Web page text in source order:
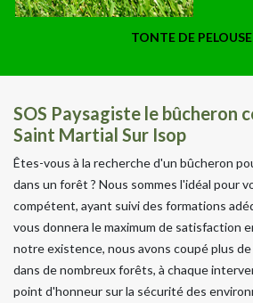
TONTE DE
SOS Paysagiste le bûcheron
Saint Martial Sur Isop
Êtes-vous à la recherche d'un bûcheron
dans un forêt ? Nous sommes l'idéal pour
compétent, ayant suivi des formations
vous donnera le maximum de satisfaction
notre existence, nous avons coupé plus
dans de nombreux forêts, à chaque
point d'honneur sur la sécurité des